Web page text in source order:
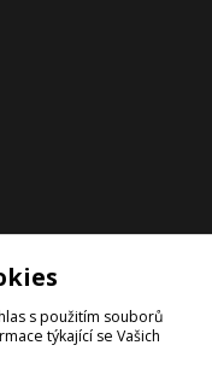
s použitím souborů
týkající se Vašich